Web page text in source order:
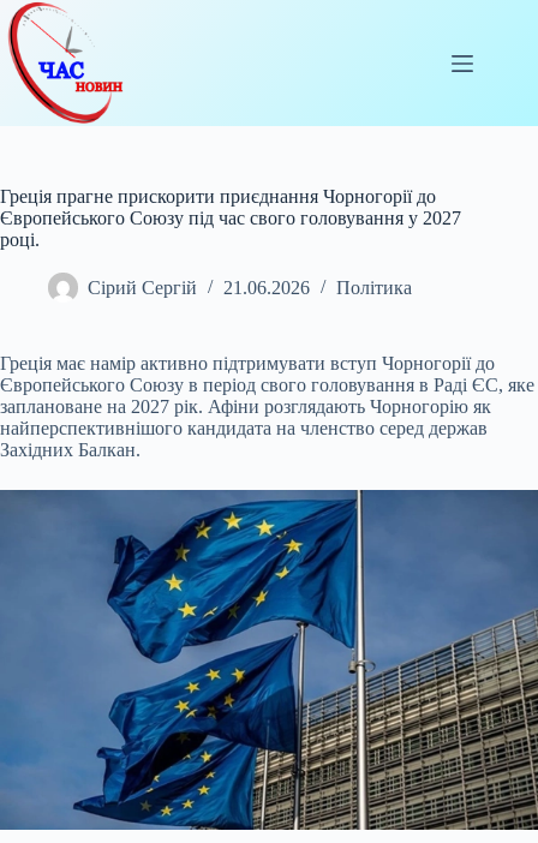
Перейти
до
вмісту
Греція прагне прискорити приєднання Чорногорії до
Європейського Союзу під час свого головування у 2027
році.
Сірий Сергій 21.06.2026 Політика
Греція має намір активно підтримувати вступ Чорногорії до
Європейського Союзу в період свого головування в Раді ЄС, яке
заплановане на 2027 рік. Афіни розглядають Чорногорію як
найперспективнішого кандидата на членство серед держав
Західних Балкан.